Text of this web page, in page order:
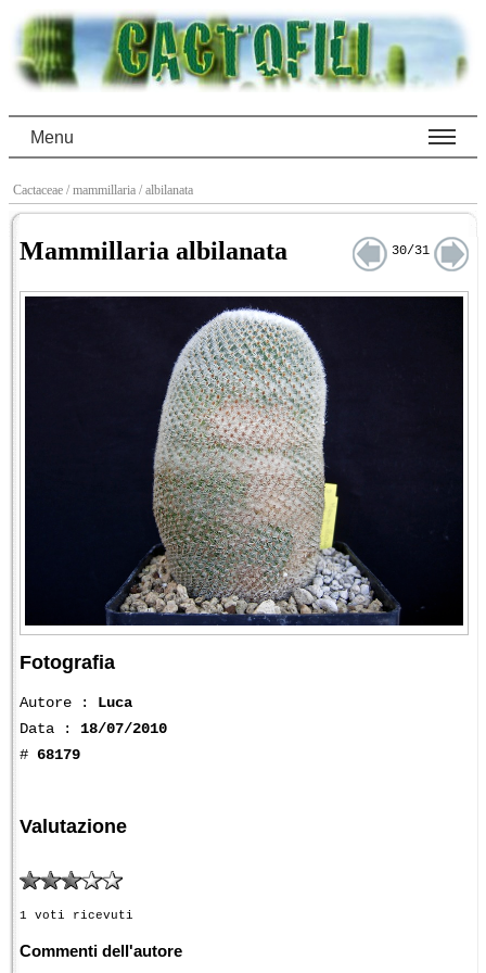
Menu
Cactaceae / mammillaria / albilanata
Mammillaria albilanata 30/31
Fotografia
Autore : Luca
Data : 18/07/2010
# 68179
Valutazione
1 voti ricevuti
Commenti dell'autore